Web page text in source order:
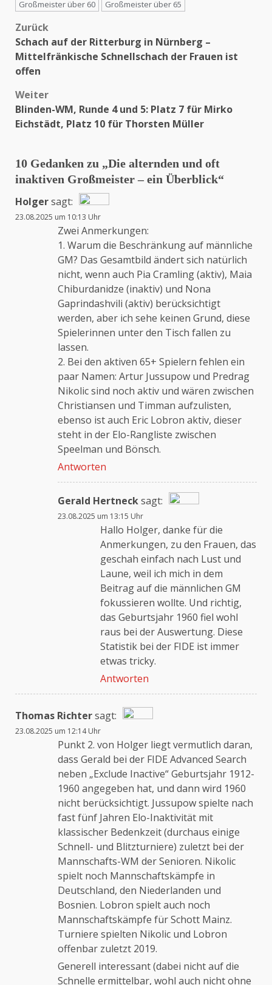
Großmeister über 60 Großmeister über 65
Beitragsnavigation
Zurück
Schach auf der Ritterburg in Nürnberg –
Mittelfränkische Schnellschach der Frauen ist
offen
Weiter
Blinden-WM, Runde 4 und 5: Platz 7 für Mirko
Eichstädt, Platz 10 für Thorsten Müller
10 Gedanken zu „Die alternden und oft
inaktiven Großmeister – ein Überblick“
Holgersagt:
Das „Echte-Person“-Abzeichen!
Anti-Spam von CleanTalk
23.08.2025 um 10:13 Uhr
Zwei Anmerkungen:
1. Warum die Beschränkung auf männliche
GM? Das Gesamtbild ändert sich natürlich
nicht, wenn auch Pia Cramling (aktiv), Maia
Chiburdanidze (inaktiv) und Nona
Gaprindashvili (aktiv) berücksichtigt
werden, aber ich sehe keinen Grund, diese
Spielerinnen unter den Tisch fallen zu
lassen.
2. Bei den aktiven 65+ Spielern fehlen ein
paar Namen: Artur Jussupow und Predrag
Nikolic sind noch aktiv und wären zwischen
Christiansen und Timman aufzulisten,
ebenso ist auch Eric Lobron aktiv, dieser
steht in der Elo-Rangliste zwischen
Speelman und Bönsch.
Antworten
Gerald Hertnecksagt:
Das „Echte-Person“-Abzeichen!
Anti-Spam von CleanTalk
23.08.2025 um 13:15 Uhr
Hallo Holger, danke für die
Anmerkungen, zu den Frauen, das
geschah einfach nach Lust und
Laune, weil ich mich in dem
Beitrag auf die männlichen GM
fokussieren wollte. Und richtig,
das Geburtsjahr 1960 fiel wohl
raus bei der Auswertung. Diese
Statistik bei der FIDE ist immer
etwas tricky.
Antworten
Thomas Richtersagt:
Das „Echte-Person“-Abzeichen!
Anti-Spam von CleanTalk
23.08.2025 um 12:14 Uhr
Punkt 2. von Holger liegt vermutlich daran,
dass Gerald bei der FIDE Advanced Search
neben „Exclude Inactive“ Geburtsjahr 1912-
1960 angegeben hat, und dann wird 1960
nicht berücksichtigt. Jussupow spielte nach
fast fünf Jahren Elo-Inaktivität mit
klassischer Bedenkzeit (durchaus einige
Schnell- und Blitzturniere) zuletzt bei der
Mannschafts-WM der Senioren. Nikolic
spielt noch Mannschaftskämpfe in
Deutschland, den Niederlanden und
Bosnien. Lobron spielt auch noch
Mannschaftskämpfe für Schott Mainz.
Turniere spielten Nikolic und Lobron
offenbar zuletzt 2019.
Generell interessant (dabei nicht auf die
Schnelle ermittelbar, wohl auch nicht ohne